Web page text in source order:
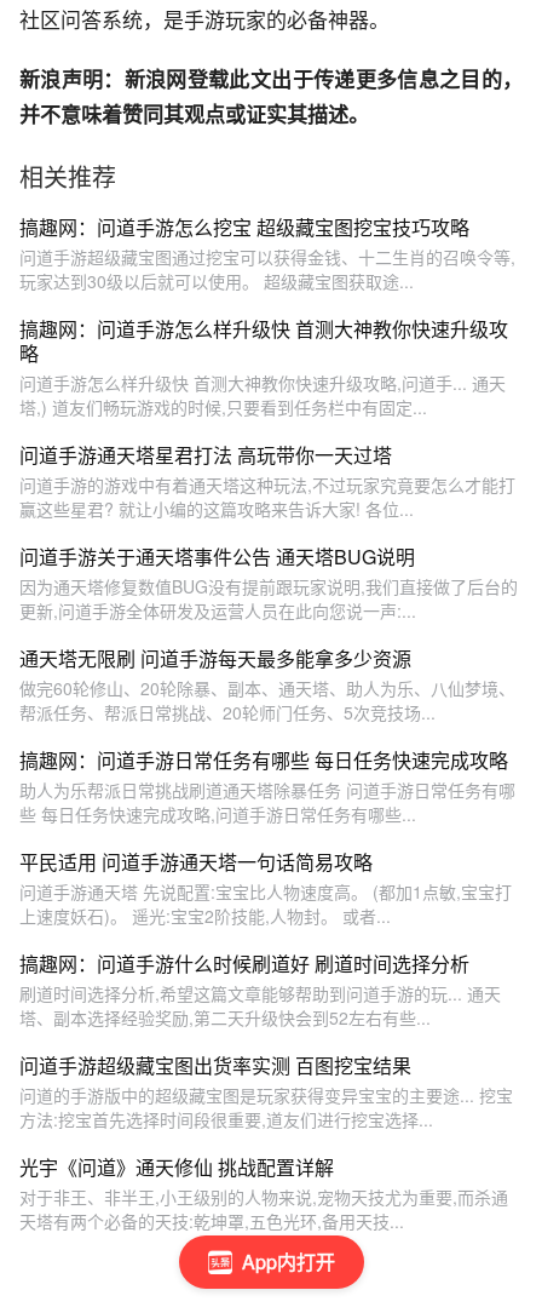
App内打开
社区问答系统，是手游玩家的必备神器。
新浪声明：新浪网登载此文出于传递更多信息之目的，
并不意味着赞同其观点或证实其描述。
相关推荐
搞趣网：问道手游怎么挖宝 超级藏宝图挖宝技巧攻略
问道手游超级藏宝图通过挖宝可以获得金钱、十二生肖的召唤令等,
玩家达到30级以后就可以使用。 超级藏宝图获取途...
搞趣网：问道手游怎么样升级快 首测大神教你快速升级攻
略
问道手游怎么样升级快 首测大神教你快速升级攻略,问道手... 通天
塔,) 道友们畅玩游戏的时候,只要看到任务栏中有固定...
问道手游通天塔星君打法 高玩带你一天过塔
问道手游的游戏中有着通天塔这种玩法,不过玩家究竟要怎么才能打
赢这些星君? 就让小编的这篇攻略来告诉大家! 各位...
问道手游关于通天塔事件公告 通天塔BUG说明
因为通天塔修复数值BUG没有提前跟玩家说明,我们直接做了后台的
更新,问道手游全体研发及运营人员在此向您说一声:...
通天塔无限刷 问道手游每天最多能拿多少资源
做完60轮修山、20轮除暴、副本、通天塔、助人为乐、八仙梦境、
帮派任务、帮派日常挑战、20轮师门任务、5次竞技场...
搞趣网：问道手游日常任务有哪些 每日任务快速完成攻略
助人为乐帮派日常挑战刷道通天塔除暴任务 问道手游日常任务有哪
些 每日任务快速完成攻略,问道手游日常任务有哪些...
平民适用 问道手游通天塔一句话简易攻略
问道手游通天塔 先说配置:宝宝比人物速度高。 (都加1点敏,宝宝打
上速度妖石)。 遥光:宝宝2阶技能,人物封。 或者...
搞趣网：问道手游什么时候刷道好 刷道时间选择分析
刷道时间选择分析,希望这篇文章能够帮助到问道手游的玩... 通天
塔、副本选择经验奖励,第二天升级快会到52左右有些...
问道手游超级藏宝图出货率实测 百图挖宝结果
问道的手游版中的超级藏宝图是玩家获得变异宝宝的主要途... 挖宝
方法:挖宝首先选择时间段很重要,道友们进行挖宝选择...
光宇《问道》通天修仙 挑战配置详解
对于非王、非半王,小王级别的人物来说,宠物天技尤为重要,而杀通
天塔有两个必备的天技:乾坤罩,五色光环,备用天技...